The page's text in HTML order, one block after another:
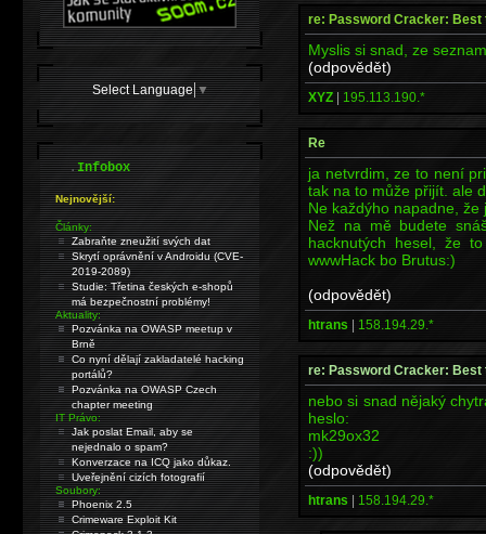
re: Password Cracker: Best
Myslis si snad, ze
(odpovědět)
XYZ | 195.113.190.*
Re
ja netvrdim, ze to není
tak na to může přijít. ale
Ne každýho napadne, že
Než na mě budete
hacknutých hesel, že
wwwHack bo Brutus:)
(odpovědět)
htrans | 158.194.29.*
re: Password Cracker: Best
nebo si snad nějaký
heslo:
mk29ox32
:))
(odpovědět)
htrans | 158.194.29.*
Select Language ▼
.Infobox
Nejnovější:
Články:
Zabraňte zneužití svých dat
Skrytí oprávnění v Androidu (CVE-
2019-2089)
Studie: Třetina českých e-shopů
má bezpečnostní problémy!
Aktuality:
Pozvánka na OWASP meetup v
Brně
Co nyní dělají zakladatelé hacking
portálů?
Pozvánka na OWASP Czech
chapter meeting
IT Právo:
Jak poslat Email, aby se
nejednalo o spam?
Konverzace na ICQ jako důkaz.
Uveřejnění cizích fotografií
Soubory:
Phoenix 2.5
Crimeware Exploit Kit